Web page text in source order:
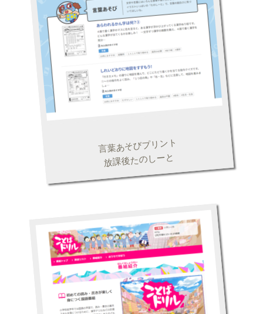
言葉あそびプリント
放課後たのしーと